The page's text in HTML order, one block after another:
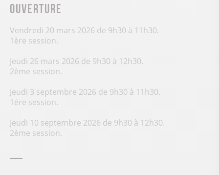
Ouverture
Vendredi 20 mars 2026 de 9h30 à 11h30.
1ère session.
Jeudi 26 mars 2026 de 9h30 à 12h30.
2ème session.
Jeudi 3 septembre 2026 de 9h30 à 11h30.
1ère session.
Jeudi 10 septembre 2026 de 9h30 à 12h30.
2ème session.